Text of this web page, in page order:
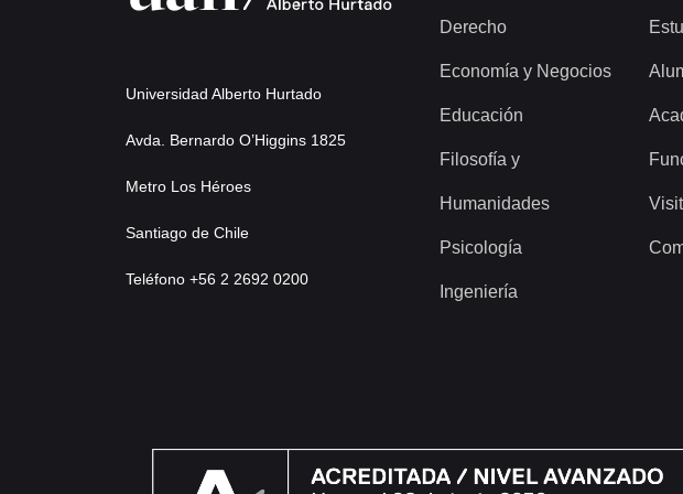
Universidad Alberto Hurtado
Avda. Bernardo O’Higgins 1825
Metro Los Héroes
Santiago de Chile
Teléfono +56 2 2692 0200
Derecho
Economía y Negocios
Educación
Filosofía y
Humanidades
Psicología
Ingeniería